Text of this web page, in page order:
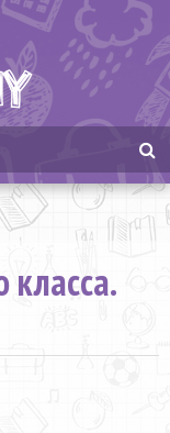
класса.